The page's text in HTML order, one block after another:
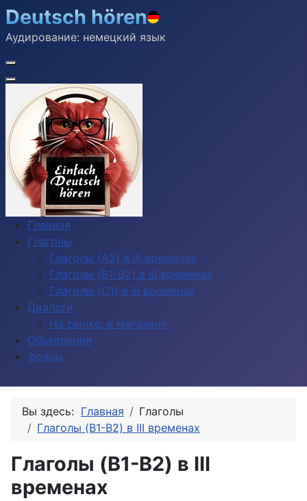
Deutsch hören
Аудирование: немецкий язык
Главная
Глаголы
Глаголы (A2) в III временах
Глаголы (B1-B2) в III временах
Глаголы (C1) в III временах
Диалоги
На рынке, в магазине
Объявления
Фразы
Вы здесь: Главная
Глаголы
Глаголы (B1-B2) в III временах
Глаголы (B1-B2) в III
временах